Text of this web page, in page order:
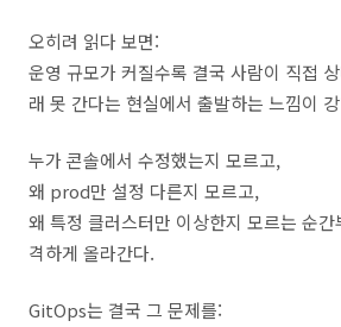
오히려 읽다 보면:
운영 규모가 커질수록 결국 사람이 직접
래 못 간다는 현실에서 출발하는 느낌이
누가 콘솔에서 수정했는지 모르고,
왜 prod만 설정 다른지 모르고,
왜 특정 클러스터만 이상한지 모르는 순
격하게 올라간다.
GitOps는 결국 그 문제를: